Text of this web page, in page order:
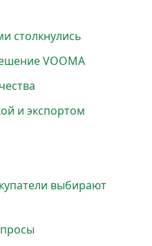
столкнулись
VOOMA
и экспортом
выбирают